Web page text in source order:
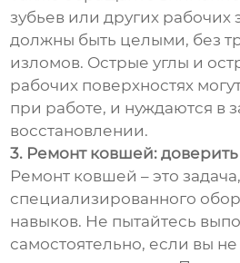
зубьев или других рабочих
должны быть целыми, без
изломов. Острые углы и
рабочих поверхностях
при работе, и нуждаются в
восстановлении.
3. Ремонт ковшей:
Ремонт ковшей – это
специализированного
навыков. Не пытайтесь
самостоятельно, если вы